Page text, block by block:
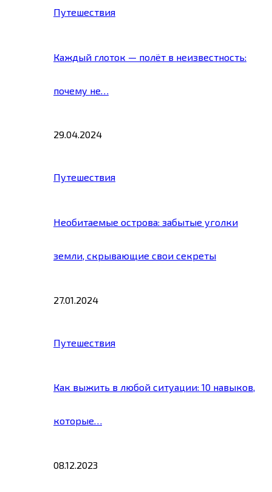
Путешествия
Каждый глоток — полёт в неизвестность:
почему не…
29.04.2024
Путешествия
Необитаемые острова: забытые уголки
земли, скрывающие свои секреты
27.01.2024
Путешествия
Как выжить в любой ситуации: 10 навыков,
которые…
08.12.2023